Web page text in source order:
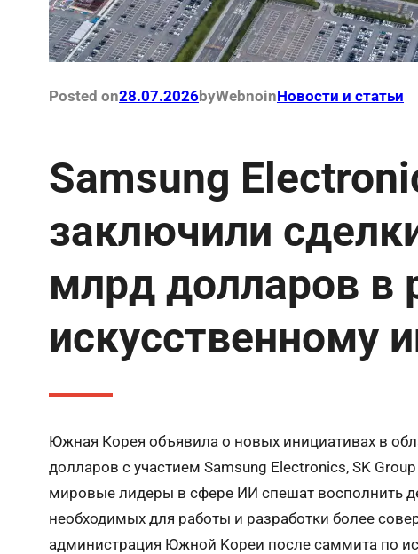
Posted on28.07.2026byWebnoinНовости и статьи
Samsung
заключили
млрд долларов в
искусственному
Южная Корея объявила о новых инициативах в
долларов с участием Samsung Electronics, SK
мировые лидеры в сфере ИИ спешат восполнить
необходимых для работы и разработки более
администрация Южной Koрeи после саммита по